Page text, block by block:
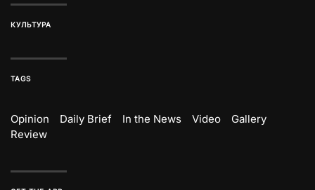
КУЛЬТУРА
TAGS
Opinion Daily Brief In the News Video
Gallery
Review